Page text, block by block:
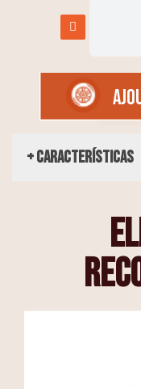
+ Características